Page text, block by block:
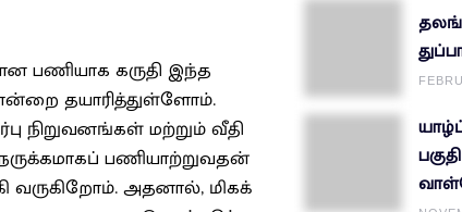
பணியாக கருதி இந்த
தயாரித்துள்ளோம்.
நிறுவனங்கள் மற்றும் வீதி
பணியாற்றுவதன்
வருகிறோம். அதனால், மிகக்